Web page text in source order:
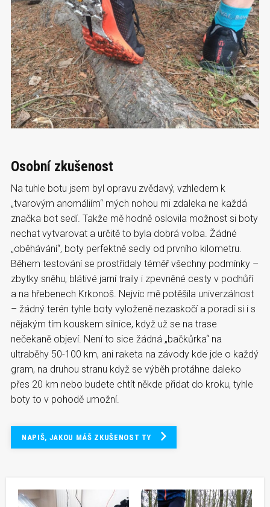
Osobní zkušenost
Na tuhle botu jsem byl opravu zvědavý, vzhledem k
„tvarovým anomáliím“ mých nohou mi zdaleka ne každá
značka bot sedí. Takže mě hodně oslovila možnost si boty
nechat vytvarovat a určitě to byla dobrá volba. Žádné
„oběhávání“, boty perfektně sedly od prvního kilometru.
Během testování se prostřídaly téměř všechny podmínky –
zbytky sněhu, blátivé jarní traily i zpevněné cesty v podhůří
a na hřebenech Krkonoš. Nejvíc mě potěšila univerzálnost
– žádný terén tyhle boty vyloženě nezaskočí a poradí si i s
nějakým tím kouskem silnice, když už se na trase
nečekaně objeví. Není to sice žádná „bačkůrka“ na
ultraběhy 50-100 km, ani raketa na závody kde jde o každý
gram, na druhou stranu když se výběh protáhne daleko
přes 20 km nebo budete chtít někde přidat do kroku, tyhle
boty to v pohodě umožní.
NAPIŠ, JAKOU MÁŠ ZKUŠENOST TY